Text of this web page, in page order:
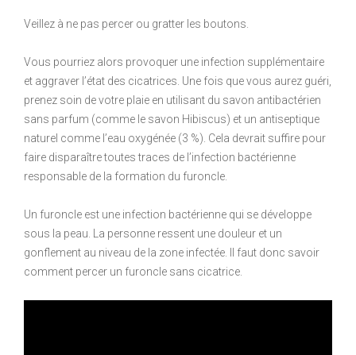
Veillez à ne pas percer ou gratter les boutons.
Vous pourriez alors provoquer une infection supplémentaire
et aggraver l’état des cicatrices. Une fois que vous aurez guéri,
prenez soin de votre plaie en utilisant du savon antibactérien
sans parfum (comme le savon Hibiscus) et un antiseptique
naturel comme l’eau oxygénée (3 %). Cela devrait suffire pour
faire disparaître toutes traces de l’infection bactérienne
responsable de la formation du furoncle.
Un furoncle est une infection bactérienne qui se développe
sous la peau. La personne ressent une douleur et un
gonflement au niveau de la zone infectée. Il faut donc savoir
comment percer un furoncle sans cicatrice.